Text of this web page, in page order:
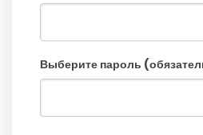
Выберите пароль